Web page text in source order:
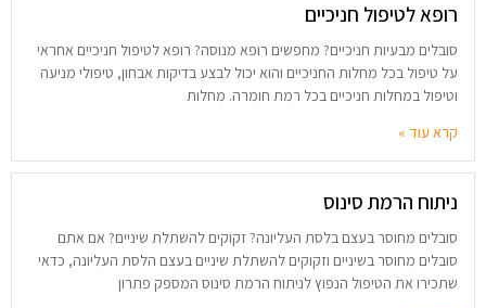
רופא לטיפול חניכיים
סובלים מבעיות חניכיים? מחפשים רופא מנוסה? רופא לטיפול חניכיים אחראי
על טיפול בכל מחלות החניכיים והוא יכול לבצע בדיקות אבחון, טיפולי מניעה
וטיפול במחלות חניכיים בכל רמת חומרה. מחלות
קרא עוד »
ניתוח הרמת סינוס
סובלים מחוסר בעצם בלסת העליונה? זקוקים להשתלת שיניים? אם אתם
סובלים מחוסר בשיניים וזקוקים להשתלת שיניים בעצם הלסת העליונה, כדאי
שתכירו את הטיפול הנפוץ לניתוח הרמת סינוס המספק פתרון